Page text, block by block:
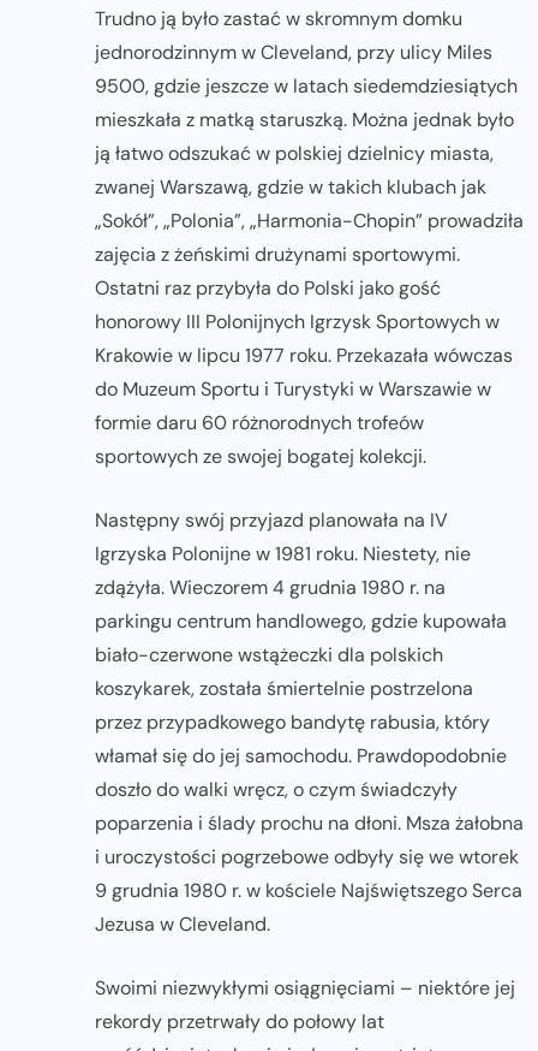
Trudno ją było zastać w skromnym domku
jednorodzinnym w Cleveland, przy ulicy Miles
9500, gdzie jeszcze w latach siedemdziesiątych
mieszkała z matką staruszką. Można jednak było
ją łatwo odszukać w polskiej dzielnicy miasta,
zwanej Warszawą, gdzie w takich klubach jak
„Sokół”, „Polonia”, „Harmonia-Chopin” prowadziła
zajęcia z żeńskimi drużynami sportowymi.
Ostatni raz przybyła do Polski jako gość
honorowy III Polonijnych Igrzysk Sportowych w
Krakowie w lipcu 1977 roku. Przekazała wówczas
do Muzeum Sportu i Turystyki w Warszawie w
formie daru 60 różnorodnych trofeów
sportowych ze swojej bogatej kolekcji.
Następny swój przyjazd planowała na IV
Igrzyska Polonijne w 1981 roku. Niestety, nie
zdążyła. Wieczorem 4 grudnia 1980 r. na
parkingu centrum handlowego, gdzie kupowała
biało-czerwone wstążeczki dla polskich
koszykarek, została śmiertelnie postrzelona
przez przypadkowego bandytę rabusia, który
włamał się do jej samochodu. Prawdopodobnie
doszło do walki wręcz, o czym świadczyły
poparzenia i ślady prochu na dłoni. Msza żałobna
i uroczystości pogrzebowe odbyły się we wtorek
9 grudnia 1980 r. w kościele Najświętszego Serca
Jezusa w Cleveland.
Swoimi niezwykłymi osiągnięciami – niektóre jej
rekordy przetrwały do połowy lat